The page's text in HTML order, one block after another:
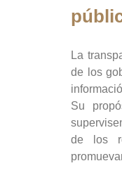
La
de los
Su
de los